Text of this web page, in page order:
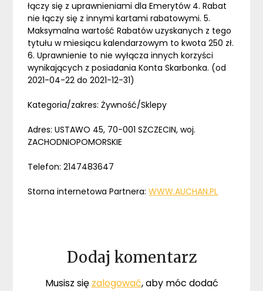
łączy się z uprawnieniami dla Emerytów 4. Rabat
nie łączy się z innymi kartami rabatowymi. 5.
Maksymalna wartość Rabatów uzyskanych z tego
tytułu w miesiącu kalendarzowym to kwota 250 zł.
6. Uprawnienie to nie wyłącza innych korzyści
wynikających z posiadania Konta Skarbonka. (od
2021-04-22 do 2021-12-31)
Kategoria/zakres: Żywność/Sklepy
Adres: USTAWO 45, 70-001 SZCZECIN, woj.
ZACHODNIOPOMORSKIE
Telefon: 2147483647
Storna internetowa Partnera:WWW.AUCHAN.PL
Dodaj komentarz
Musisz się zalogować, aby móc dodać